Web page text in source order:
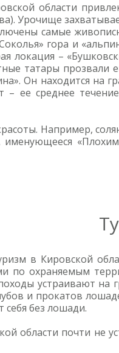
области
Урочище
самые
гора и
локация –
татары прозвали
Он находится на
– ее среднее
Например,
именующееся
в Кировской
по охраняемым
устраивают на
и прокатов
себя без лошади.
области почти не